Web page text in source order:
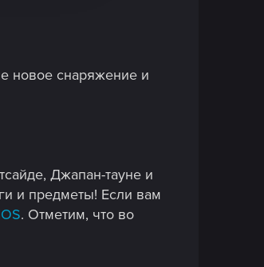
новое снаряжение и
Джапан-тауне и
и предметы! Если вам
. Отметим, что во